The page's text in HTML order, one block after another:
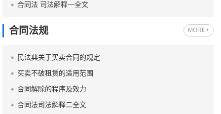
合同法 司法解释一全文
合同法规 MORE+
民法典关于买卖合同的规定
买卖不破租赁的适用范围
合同解除的程序及效力
合同法司法解释二全文